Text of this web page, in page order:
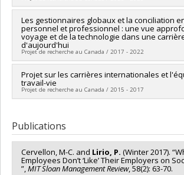
Lead researcher : Pamela Lirio
Funding sources:CRSH/Conseil de
humaines du Canada
Grant programs:PVX20020-Subvention
CRSH - Subventions d'exploration
Les gestionnaires globaux et la conciliation
personnel et professionnel : une vue
voyage et de la technologie dans une
d'aujourd'hui
Projet de recherche au Canada / 2017 - 2022
Lead researcher :Pamela Lirio
Funding sources:
FRQSC/Fonds de recherche
Société et culture (FQRSC)
Projet sur les carrières internationales et
travail-vie
Projet de recherche au Canada / 2015 - 2017
Funding sources:
CRSH/Conseil de
humaines du Canada
Grant programs:PVX20020-Subvention
CRSH - Subventions d'exploration
Publications
Cervellon, M-C. and Lirio, P. (Winter 2017).
Employees Don’t ‘Like’ Their Employers on
”,MIT Sloan Management Review, 58(2): 63-70.